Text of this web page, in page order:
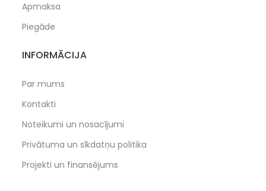
Apmaksa
Piegāde
INFORMĀCIJA
Par mums
Kontakti
Noteikumi un nosacījumi
Privātuma un sīkdatņu politika
Projekti un finansējums